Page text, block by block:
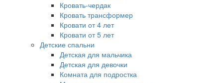
Кровать-чердак
Кровать трансформер
Кровати от 4 лет
Кровати от 5 лет
Детские спальни
Детская для мальчика
Детская для девочки
Комната для подростка